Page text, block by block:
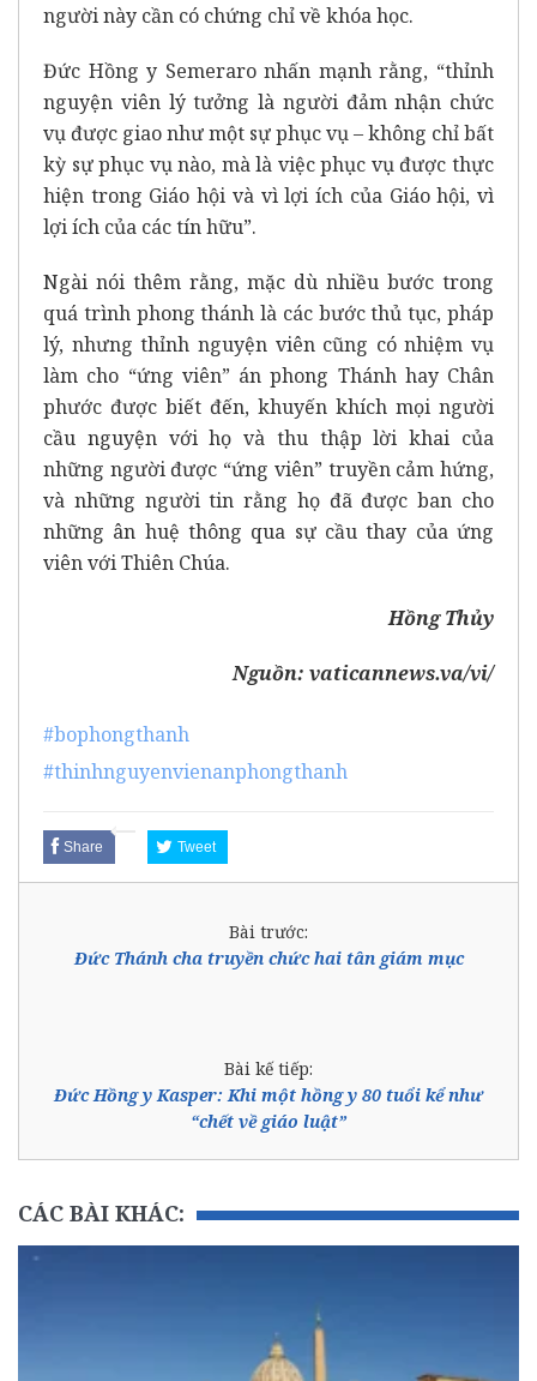
người này cần có chứng chỉ về khóa học.
Đức Hồng y Semeraro nhấn mạnh rằng, “thỉnh
nguyện viên lý tưởng là người đảm nhận chức
vụ được giao như một sự phục vụ – không chỉ bất
kỳ sự phục vụ nào, mà là việc phục vụ được thực
hiện trong Giáo hội và vì lợi ích của Giáo hội, vì
lợi ích của các tín hữu”.
Ngài nói thêm rằng, mặc dù nhiều bước trong
quá trình phong thánh là các bước thủ tục, pháp
lý, nhưng thỉnh nguyện viên cũng có nhiệm vụ
làm cho “ứng viên” án phong Thánh hay Chân
phước được biết đến, khuyến khích mọi người
cầu nguyện với họ và thu thập lời khai của
những người được “ứng viên” truyền cảm hứng,
và những người tin rằng họ đã được ban cho
những ân huệ thông qua sự cầu thay của ứng
viên với Thiên Chúa.
Hồng Thủy
Nguồn: vaticannews.va/vi/
#bophongthanh
#thinhnguyenvienanphongthanh
Share Tweet
Bài trước:
Đức Thánh cha truyền chức hai tân giám mục
Bài kế tiếp:
Đức Hồng y Kasper: Khi một hồng y 80 tuổi kể như
“chết về giáo luật”
CÁC BÀI KHÁC: